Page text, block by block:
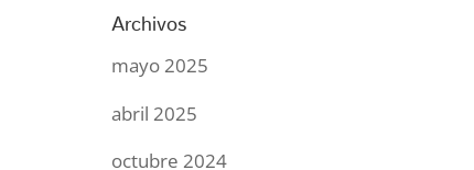
Archivos
mayo 2025
abril 2025
octubre 2024